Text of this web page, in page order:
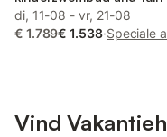
sauna and terras
di, 11-08 - vr, 21-08
€ 1.789€ 1.538·Speciale
Vind